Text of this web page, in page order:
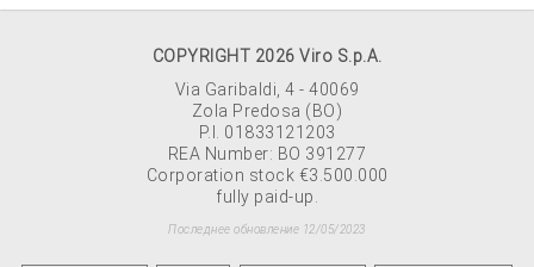
COPYRIGHT 2026 Viro S.p.A.
Via Garibaldi, 4 - 40069
Zola Predosa (BO)
P.I. 01833121203
REA Number: BO 391277
Corporation stock €3.500.000
fully paid-up.
Последнее обновление 12/05/2023